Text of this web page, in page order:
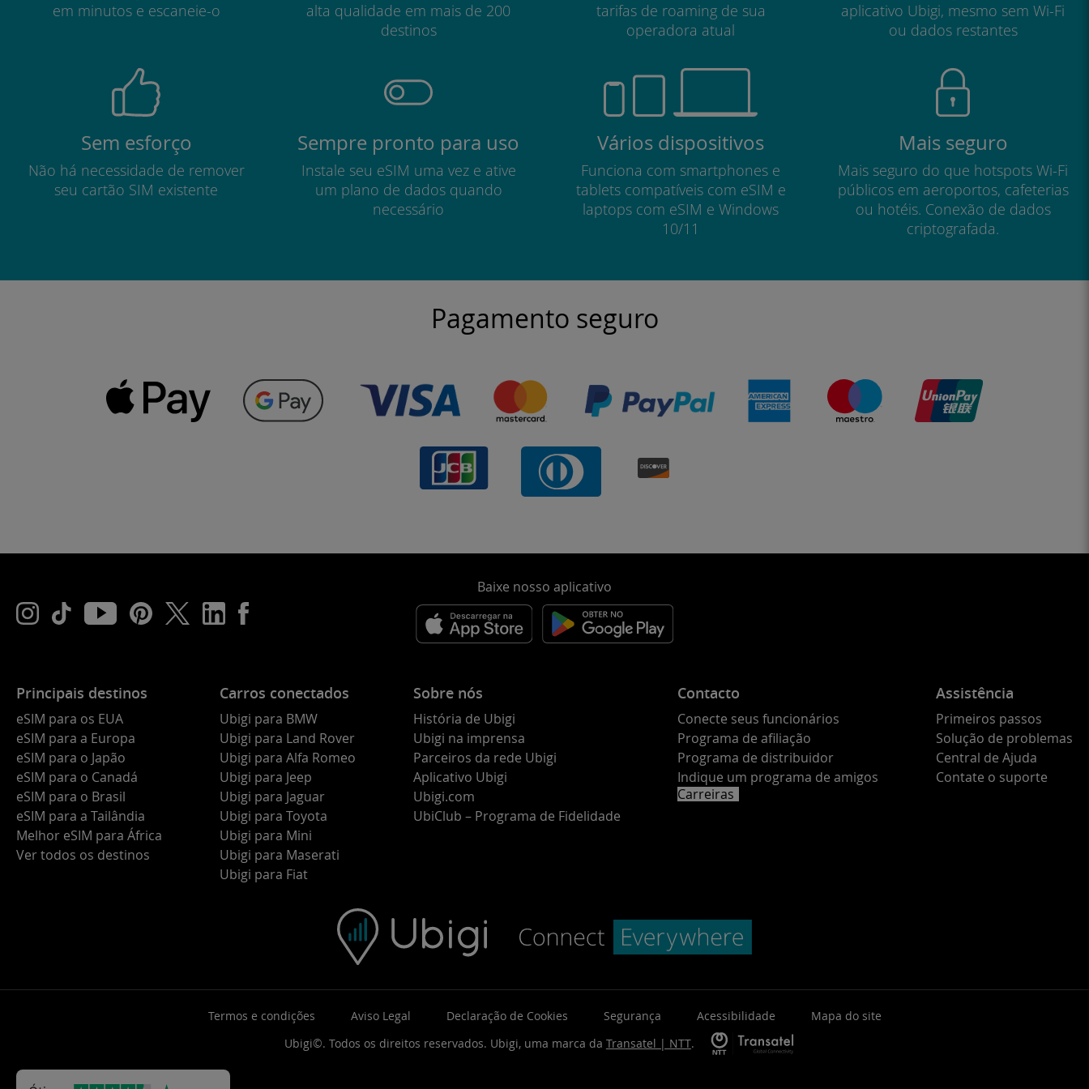
em minutos e escaneie-o
alta qualidade em mais de 200
destinos
tarifas de roaming de sua
operadora atual
aplicativo Ubigi, mesmo sem Wi-Fi
ou dados restantes
Sem esforço
Não há necessidade de remover
seu cartão SIM existente
Sempre pronto para uso
Instale seu eSIM uma vez e ative
um plano de dados quando
necessário
Vários dispositivos
Funciona com smartphones e
tablets compatíveis com eSIM e
laptops com eSIM e Windows
10/11
Mais seguro
Mais seguro do que hotspots Wi-Fi
públicos em aeroportos, cafeterias
ou hotéis. Conexão de dados
criptografada.
Pagamento seguro
Baixe nosso aplicativo
Principais destinos
eSIM para os EUA
eSIM para a Europa
eSIM para o Japão
eSIM para o Canadá
eSIM para o Brasil
eSIM para a Tailândia
Melhor eSIM para África
Ver todos os destinos
Carros conectados
Ubigi para BMW
Ubigi para Land Rover
Ubigi para Alfa Romeo
Ubigi para Jeep
Ubigi para Jaguar
Ubigi para Toyota
Ubigi para Mini
Ubigi para Maserati
Ubigi para Fiat
Sobre nós
História de Ubigi
Ubigi na imprensa
Parceiros da rede Ubigi
Aplicativo Ubigi
Ubigi.com
UbiClub – Programa de Fidelidade
Contacto
Conecte seus funcionários
Programa de afiliação
Programa de distribuidor
Indique um programa de amigos
Carreiras
Assistência
Primeiros passos
Solução de problemas
Central de Ajuda
Contate o suporte
Termos e condições Aviso Legal Declaração de Cookies Segurança Acessibilidade
Mapa do site
Ubigi©. Todos os direitos reservados. Ubigi, uma marca da Transatel | NTT.